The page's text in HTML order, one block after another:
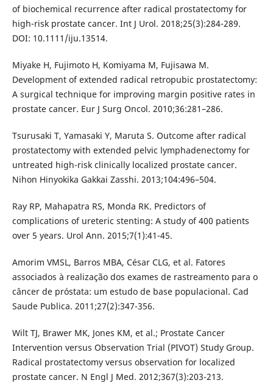
of biochemical recurrence after radical prostatectomy for
high-risk prostate cancer. Int J Urol. 2018;25(3):284-289.
DOI: 10.1111/iju.13514.
Miyake H, Fujimoto H, Komiyama M, Fujisawa M.
Development of extended radical retropubic prostatectomy:
A surgical technique for improving margin positive rates in
prostate cancer. Eur J Surg Oncol. 2010;36:281–286.
Tsurusaki T, Yamasaki Y, Maruta S. Outcome after radical
prostatectomy with extended pelvic lymphadenectomy for
untreated high-risk clinically localized prostate cancer.
Nihon Hinyokika Gakkai Zasshi. 2013;104:496–504.
Ray RP, Mahapatra RS, Monda RK. Predictors of
complications of ureteric stenting: A study of 400 patients
over 5 years. Urol Ann. 2015;7(1):41-45.
Amorim VMSL, Barros MBA, César CLG, et al. Fatores
associados à realização dos exames de rastreamento para o
câncer de próstata: um estudo de base populacional. Cad
Saude Publica. 2011;27(2):347-356.
Wilt TJ, Brawer MK, Jones KM, et al.; Prostate Cancer
Intervention versus Observation Trial (PIVOT) Study Group.
Radical prostatectomy versus observation for localized
prostate cancer. N Engl J Med. 2012;367(3):203-213.